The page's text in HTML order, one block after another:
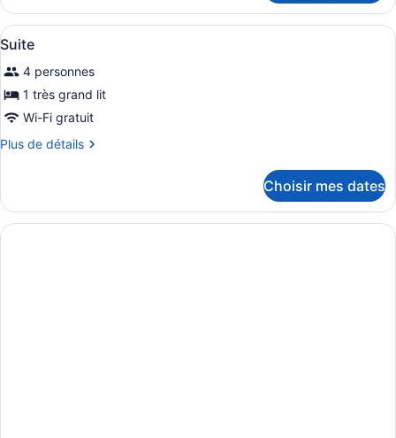
Suite
studio
Afficher
toutes
les
photos
pour
ce
type
chambre :
Suite
Une chambre d’hôtel avec un
1
Suite
4 personnes
1 très grand lit
Wi-Fi gratuit
Plus de détails
Plus
Suite
Choisir mes dates